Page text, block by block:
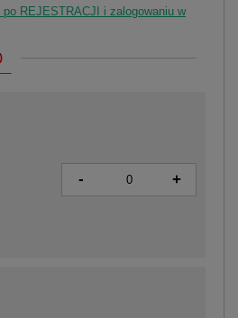
REJESTRACJI i zalogowaniu w
- +